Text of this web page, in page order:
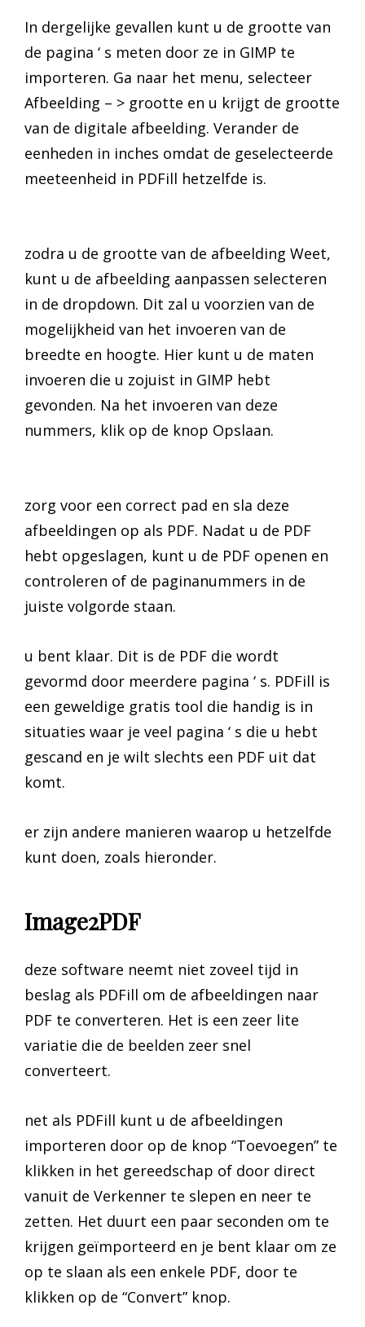
In dergelijke gevallen kunt u de grootte van
de pagina ‘ s meten door ze in GIMP te
importeren. Ga naar het menu, selecteer
Afbeelding – > grootte en u krijgt de grootte
van de digitale afbeelding. Verander de
eenheden in inches omdat de geselecteerde
meeteenheid in PDFill hetzelfde is.
zodra u de grootte van de afbeelding Weet,
kunt u de afbeelding aanpassen selecteren
in de dropdown. Dit zal u voorzien van de
mogelijkheid van het invoeren van de
breedte en hoogte. Hier kunt u de maten
invoeren die u zojuist in GIMP hebt
gevonden. Na het invoeren van deze
nummers, klik op de knop Opslaan.
zorg voor een correct pad en sla deze
afbeeldingen op als PDF. Nadat u de PDF
hebt opgeslagen, kunt u de PDF openen en
controleren of de paginanummers in de
juiste volgorde staan.
u bent klaar. Dit is de PDF die wordt
gevormd door meerdere pagina ‘ s. PDFill is
een geweldige gratis tool die handig is in
situaties waar je veel pagina ‘ s die u hebt
gescand en je wilt slechts een PDF uit dat
komt.
er zijn andere manieren waarop u hetzelfde
kunt doen, zoals hieronder.
Image2PDF
deze software neemt niet zoveel tijd in
beslag als PDFill om de afbeeldingen naar
PDF te converteren. Het is een zeer lite
variatie die de beelden zeer snel
converteert.
net als PDFill kunt u de afbeeldingen
importeren door op de knop “Toevoegen” te
klikken in het gereedschap of door direct
vanuit de Verkenner te slepen en neer te
zetten. Het duurt een paar seconden om te
krijgen geïmporteerd en je bent klaar om ze
op te slaan als een enkele PDF, door te
klikken op de “Convert” knop.